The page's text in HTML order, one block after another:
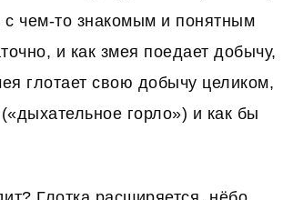
чем-то знакомым и понятным
и как змея поедает добычу,
глотает свою добычу целиком,
горло») и как бы